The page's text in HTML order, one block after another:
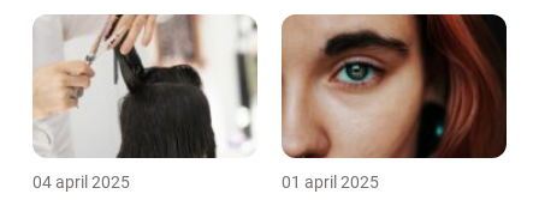
04 april 2025 01 april 2025